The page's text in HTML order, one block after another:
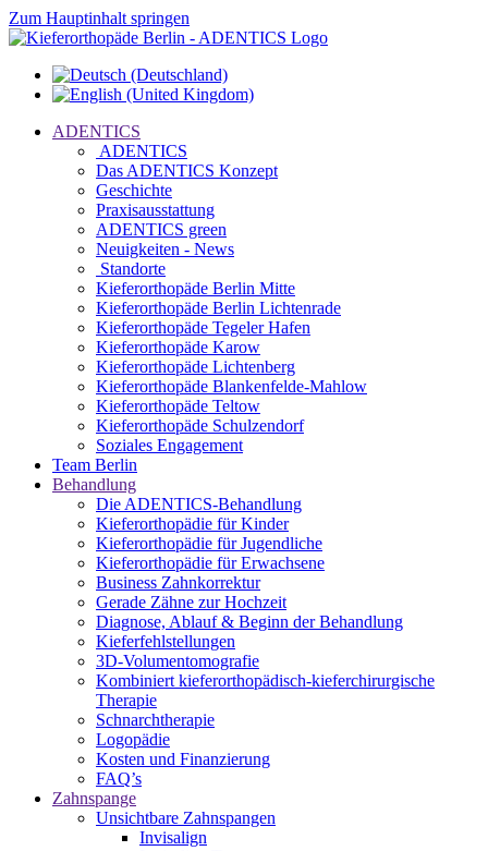
Zum Hauptinhalt springen
ADENTICS
ADENTICS
Das ADENTICS Konzept
Geschichte
Praxisausstattung
ADENTICS green
Neuigkeiten - News
Standorte
Kieferorthopäde Berlin Mitte
Kieferorthopäde Berlin Lichtenrade
Kieferorthopäde Tegeler Hafen
Kieferorthopäde Karow
Kieferorthopäde Lichtenberg
Kieferorthopäde Blankenfelde-Mahlow
Kieferorthopäde Teltow
Kieferorthopäde Schulzendorf
Soziales Engagement
Team Berlin
Behandlung
Die ADENTICS-Behandlung
Kieferorthopädie für Kinder
Kieferorthopädie für Jugendliche
Kieferorthopädie für Erwachsene
Business Zahnkorrektur
Gerade Zähne zur Hochzeit
Diagnose, Ablauf & Beginn der Behandlung
Kieferfehlstellungen
3D-Volumentomografie
Kombiniert kieferorthopädisch-kieferchirurgische
Therapie
Schnarchtherapie
Logopädie
Kosten und Finanzierung
FAQ’s
Zahnspange
Unsichtbare Zahnspangen
Invisalign